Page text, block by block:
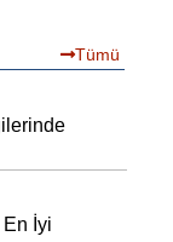
Tümü
En İyi